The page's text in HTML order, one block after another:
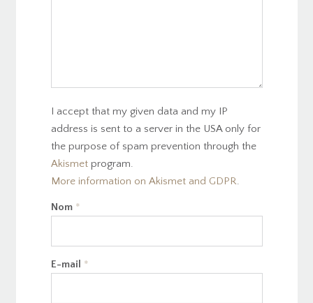
I accept that my given data and my IP
address is sent to a server in the USA only for
the purpose of spam prevention through the
Akismetprogram.
More information on Akismet and GDPR.
Nom *
E-mail *